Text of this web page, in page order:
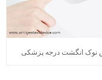
نوک انگشت درجه پزشکی